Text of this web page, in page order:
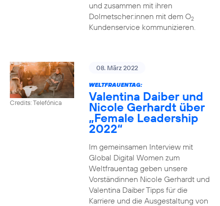
und zusammen mit ihren
Dolmetscher:innen mit dem O2
Kundenservice kommunizieren.
Credits: Telefónica
08. März 2022
WELTFRAUENTAG:
Valentina Daiber und
Nicole Gerhardt über
„Female Leadership
2022“
Im gemeinsamen Interview mit
Global Digital Women zum
Weltfrauentag geben unsere
Vorständinnen Nicole Gerhardt und
Valentina Daiber Tipps für die
Karriere und die Ausgestaltung von